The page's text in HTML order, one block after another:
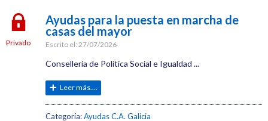
Privado
Ayudas para la puesta en marcha de
casas del mayor
Escrito el: 27/07/2026
Consellería de Política Social e Igualdad ...
Leer más....
Categoría:Ayudas C.A. Galicia